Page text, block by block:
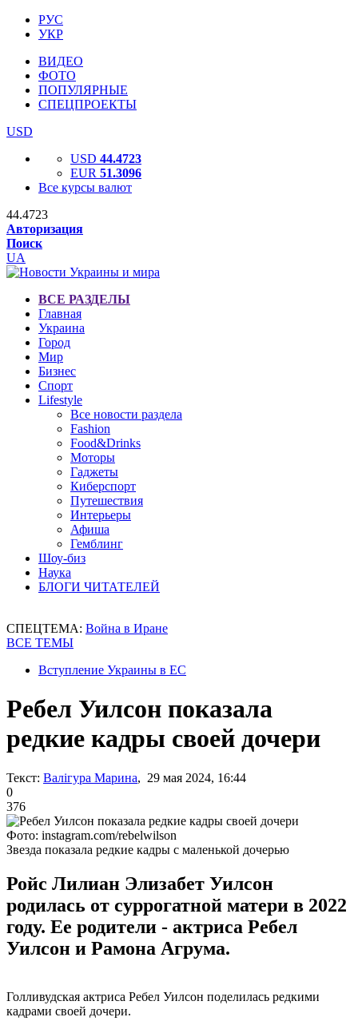
РУС
УКР
ВИДЕО
ФОТО
ПОПУЛЯРНЫЕ
СПЕЦПРОЕКТЫ
USD
USD 44.4723
EUR 51.3096
Все курсы валют
44.4723
Авторизация
Поиск
UA
ВСЕ РАЗДЕЛЫ
Главная
Украина
Город
Мир
Бизнес
Спорт
Lifestyle
Все новости раздела
Fashion
Food&Drinks
Моторы
Гаджеты
Киберспорт
Путешествия
Интерьеры
Афиша
Гемблинг
Шоу-биз
Наука
БЛОГИ ЧИТАТЕЛЕЙ
СПЕЦТЕМА: Война в Иране
ВСЕ ТЕМЫ
Вступление Украины в ЕС
Ребел Уилсон показала
редкие кадры своей дочери
Текст: Валігура Марина, 29 мая 2024, 16:44
0
376
Фото: instagram.com/rebelwilson
Звезда показала редкие кадры с маленькой дочерью
Ройс Лилиан Элизабет Уилсон
родилась от суррогатной матери в 2022
году. Ее родители - актриса Ребел
Уилсон и Рамона Агрума.
Голливудская актриса Ребел Уилсон поделилась редкими
кадрами своей дочери.